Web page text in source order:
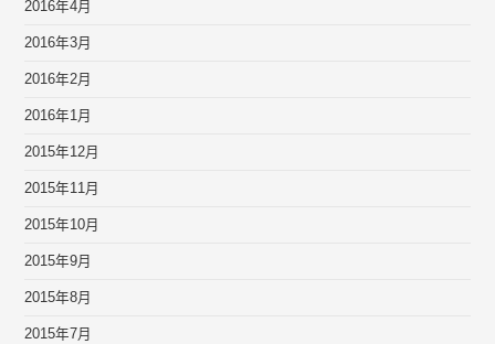
2016年4月
2016年3月
2016年2月
2016年1月
2015年12月
2015年11月
2015年10月
2015年9月
2015年8月
2015年7月